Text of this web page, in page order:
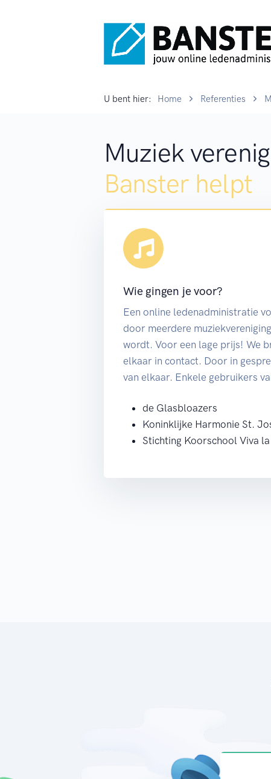
U bent hier: Home Referenties
Muziek
Banster helpt
Wie gingen je voor?
Een online ledenadministratie
door meerdere
wordt. Voor een lage prijs! We
elkaar in contact. Door in
van elkaar. Enkele gebruikers
de Glasbloazers
Koninklijke Harmonie St.
Stichting Koorschool Viva